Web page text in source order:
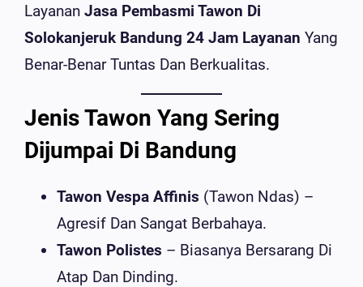
Layanan Jasa Pembasmi Tawon Di
Solokanjeruk Bandung 24 Jam Layanan Yang
Benar-Benar Tuntas Dan Berkualitas.
Jenis Tawon Yang Sering
Dijumpai Di Bandung
Tawon Vespa Affinis (tawon Ndas) –
Agresif Dan Sangat Berbahaya.
Tawon Polistes – Biasanya Bersarang Di
Atap Dan Dinding.